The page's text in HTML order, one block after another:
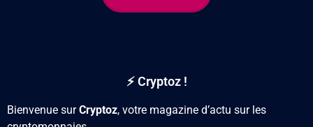
⚡ Cryptoz !
Bienvenue surCryptoz, votre magazine d’actu sur les